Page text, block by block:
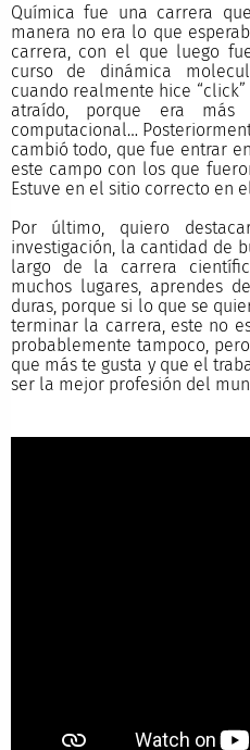
Química fue una carrera
manera no era lo que
carrera, con el que luego
curso de dinámica
cuando realmente hice
atraído, porque era más
computacional…
cambió todo, que fue entrar
este campo con los que
Estuve en el sitio correcto en
Por último, quiero
investigación, la cantidad de
largo de la carrera
muchos lugares, aprendes
duras, porque si lo que se
terminar la carrera, este no
probablemente tampoco,
que más te gusta y que el
ser la mejor profesión del